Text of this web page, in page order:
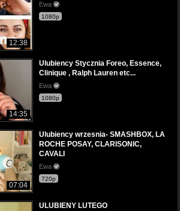
12:38
Ewa
1080p
14:35
Ulubiency Stycznia Foreo, Essence,
Clinique , Ralph Lauren etc...
Ewa
1080p
07:04
Ulubiency wrzesnia- SMASHBOX, LA
ROCHE POSAY, CLARISONIC,
CAVALI
Ewa
720p
ULUBIENY LUTEGO